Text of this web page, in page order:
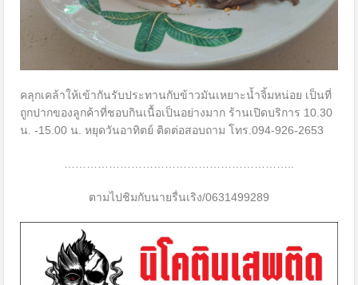
คลุกเคล้าให้เข้ากันรับประทานกับข้าวมันเหยาะน้ำจิ้มหน่อย เป็นที่
ถูกปากของลูกค้าที่ชอบกินเนื้อเป็นอย่างมาก ร้านเปิดบริการ 10.30
น. -15.00 น. หยุดวันอาทิตย์ ติดต่อสอบถาม โทร.094-926-2653
ตามไปชิมกับนายรื่นเริง/0631499289